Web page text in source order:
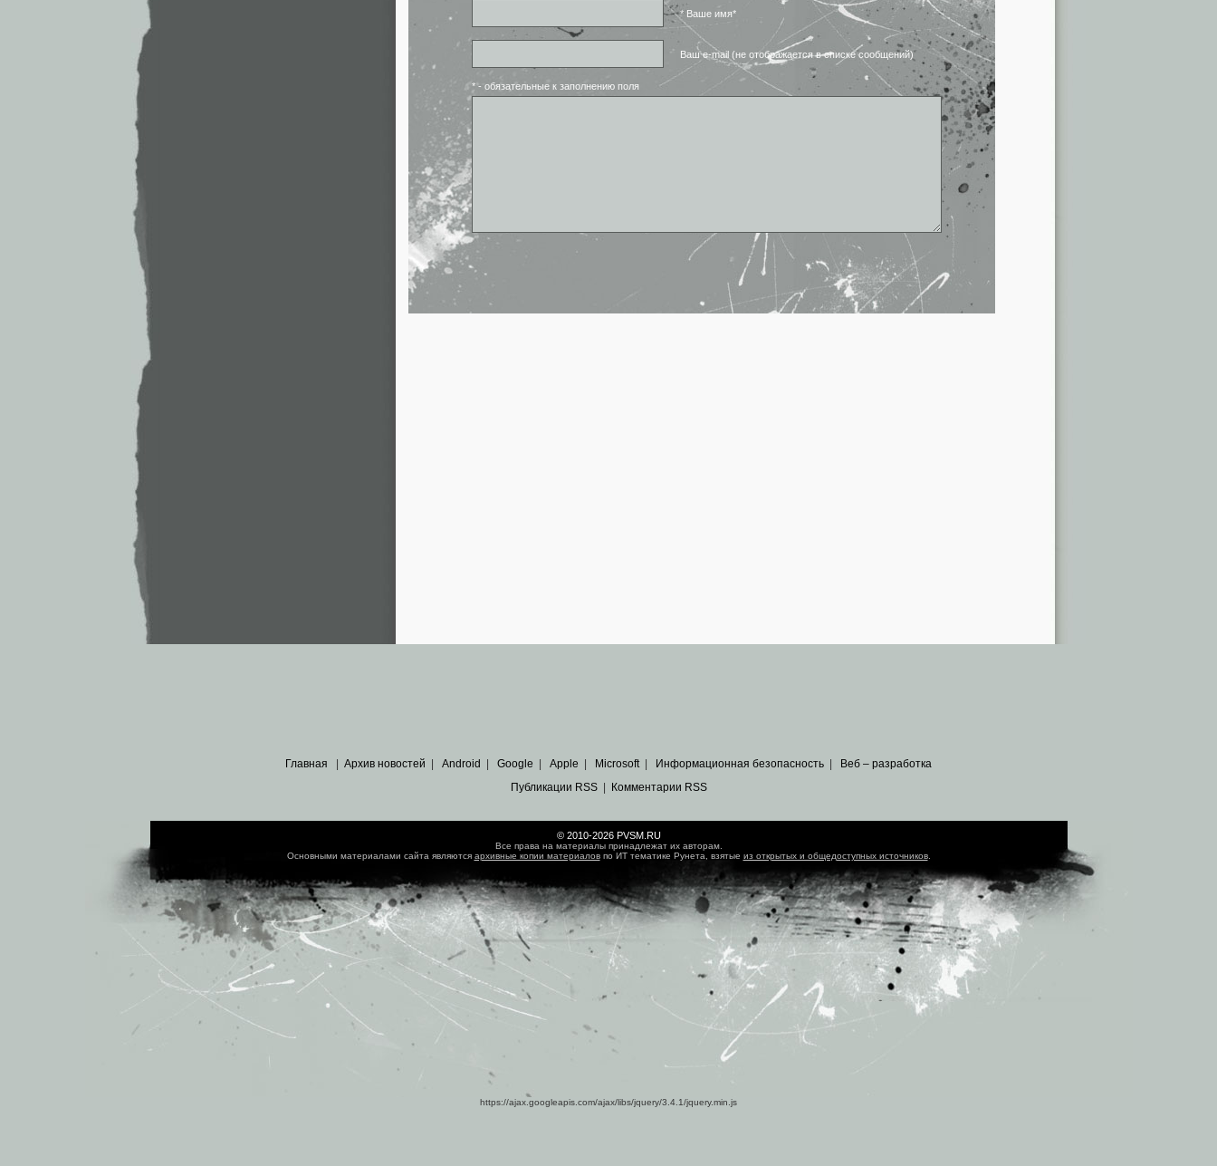
* Ваше имя*
Ваш e-mail (не отображается в списке сообщений)
* - обязательные к заполнению поля
Главная Архив новостей Android Google Apple Microsoft| Информационная безопасность
Веб – разработка
Публикации RSS| Комментарии RSS
© 2010-2026 PVSM.RU
Все права на материалы принадлежат их авторам.
Основными материалами сайта являются архивные копии материаловпо ИТ тематике Рунета, взятые из открытых и общедоступных источников.
https://ajax.googleapis.com/ajax/libs/jquery/3.4.1/jquery.min.js